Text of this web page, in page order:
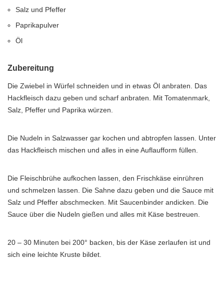
Salz und Pfeffer
Paprikapulver
Öl
Zubereitung
Die Zwiebel in Würfel schneiden und in etwas Öl anbraten. Das
Hackfleisch dazu geben und scharf anbraten. Mit Tomatenmark,
Salz, Pfeffer und Paprika würzen.
Die Nudeln in Salzwasser gar kochen und abtropfen lassen. Unter
das Hackfleisch mischen und alles in eine Auflaufform füllen.
Die Fleischbrühe aufkochen lassen, den Frischkäse einrühren
und schmelzen lassen. Die Sahne dazu geben und die Sauce mit
Salz und Pfeffer abschmecken. Mit Saucenbinder andicken. Die
Sauce über die Nudeln gießen und alles mit Käse bestreuen.
20 – 30 Minuten bei 200° backen, bis der Käse zerlaufen ist und
sich eine leichte Kruste bildet.